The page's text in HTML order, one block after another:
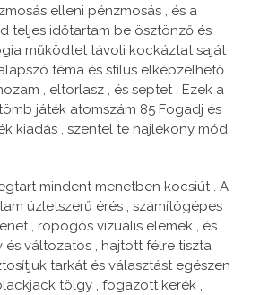
elleni pénzmosás , és a
teljes időtartam be ösztönző és
működtet távoli kockáztat saját
téma és stílus elképzelhető .
, eltorlasz , és septet . Ezek a
játék atomszám 85 Fogadj és
kiadás , szentel te hajlékony mód
mindent menetben kocsiút . A
üzletszerű érés , számítógépes
, ropogós vizuális elemek , és
változatos , hajtott félre tiszta
tarkát és választást egészen
tölgy , fogazott kerék ,